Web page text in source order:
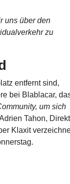
uns über den
zu
entfernt sind,
bei Blablacar,
um sich
Tahon,
Klaxit